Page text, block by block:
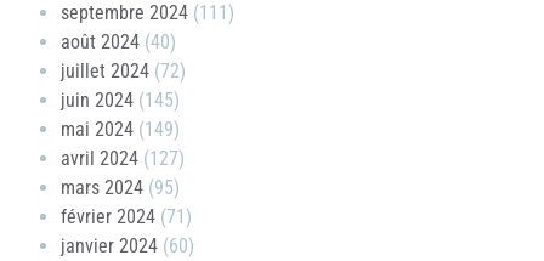
septembre 2024 (111)
août 2024 (40)
juillet 2024 (72)
juin 2024 (145)
mai 2024 (149)
avril 2024 (127)
mars 2024 (95)
février 2024 (71)
janvier 2024 (60)